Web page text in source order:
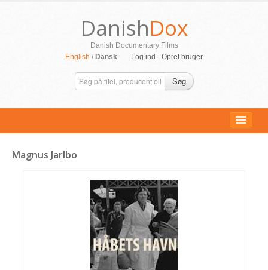
DanishDox
Danish Documentary Films
English / Dansk Log ind - Opret bruger
Søg
ALLE FILM
Magnus Jarlbo